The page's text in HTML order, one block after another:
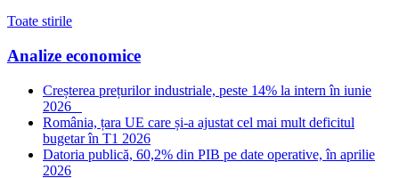
Toate stirile
Analize economice
Creșterea prețurilor industriale, peste 14% la intern în iunie
2026
România, țara UE care și-a ajustat cel mai mult deficitul
bugetar în T1 2026
Datoria publică, 60,2% din PIB pe date operative, în aprilie
2026